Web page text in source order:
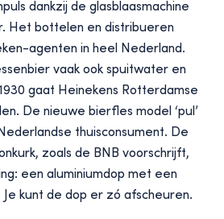
dankzij de glasblaasmachine
Het bottelen en distribueren
agenten in heel Nederland.
vaak ook spuitwater en
gaat Heinekens Rotterdamse
De nieuwe bierfles model ‘pul’
thuisconsument. De
zoals de BNB voorschrijft,
een aluminiumdop met een
Je kunt de dop er zó afscheuren.